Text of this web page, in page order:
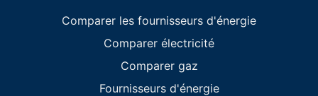
Comparer les fournisseurs d'énergie
Comparer électricité
Comparer gaz
Fournisseurs d'énergie